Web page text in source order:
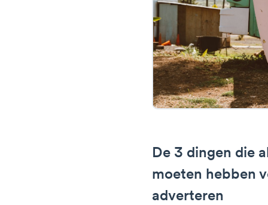
De 3 dingen die
moeten hebben
adverteren